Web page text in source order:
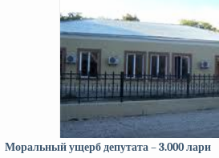
Моральный ущерб депутата – 3.000 лари